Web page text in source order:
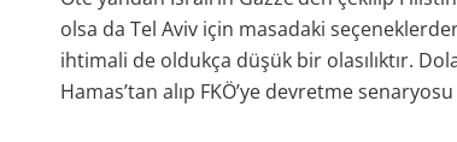
olsa da Tel Aviv için masadaki
ihtimali de oldukça düşük bir olasılıktır.
Hamas’tan alıp FKÖ’ye devretme